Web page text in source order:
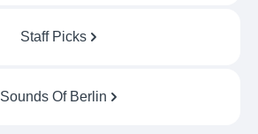
Staff Picks
Sounds Of Berlin